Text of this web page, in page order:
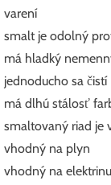
varení
smalt je odolný
má hladký
jednoducho sa čistí
má dlhú stálosť
smaltovaný riad je
vhodný na plyn
vhodný na elektrinu